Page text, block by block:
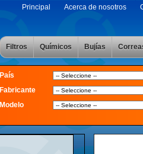
Principal Acerca de nosotros
Filtros Químicos Bujías
País
Fabricante
Modelo